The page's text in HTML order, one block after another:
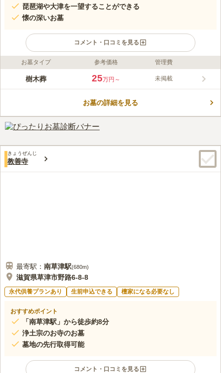
琵琶湖や大津を一望することができる
懐の深いお墓
コメント・口コミを見る
ライフドット編集部のコメント
小高い丘の上に位置しており、琵琶湖や大津を一望することがで
っており、歩きやすいように配慮されたバリアフリー設計です。
で約13分の好立地にあります。 車でお参りに行きたい方にもお
すすめです。
口コミ評価
30代女性
ごはんを食べるところが少ないので、お弁当を持参して、霊園内
で食べることが多い。みはらしがいいので天気がよいととても気持ちがよ
い。
お墓タイプ 参考価格 管理費
樹木葬 25万円～ 未掲載
お墓の詳細を見る
きょうぜんじ
教善寺
最寄駅： 南草津駅(680m)
滋賀県草津市野路6-8-8
永代供養プランあり 生前申込できる 檀家になる必要なし
おすすめポイント
「南草津駅」から徒歩約8分
浄土宗のお寺のお墓
墓地の先行取得可能
コメント・口コミを見る